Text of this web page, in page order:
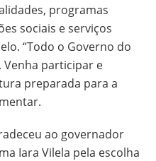
programas
sociais e serviços
“Todo o Governo do
Venha participar e
preparada para a
ao governador
Iara Vilela pela escolha